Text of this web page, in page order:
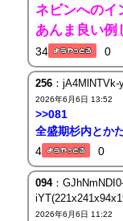
ネビンへのイ
あんま良い例
34 0
256：jA4MlNTVk-
2026年6月6日 13:52
>>081
全盛期杉内とか
4
0
094：
2026年6月6日 11:22